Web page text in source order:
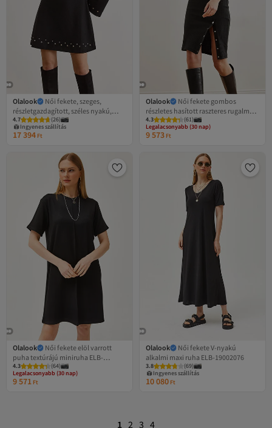
Olalook
Női fekete, szeges,
részletgazdagított, széles nyakú,
harangszabású téli szelániruha ELB-
19002570
4.7 (26)
Ingyenes szállítás
17 394 Ft
Olalook
Női fekete gombos
részletes hasított raszteres rugalmas
ruha ELB- 19002307
4.3 (61)
Legalacsonyabb (30 nap)
Ingyenes szállítás
Legalacsonyabb (30 nap)
9 573 Ft
Olalook
Női fekete elöl varrott
puha textúrájú miniruha ELB-
19002087
4.3 (64)
Legalacsonyabb (30 nap)
Ingyenes szállítás
Legalacsonyabb (30 nap)
9 571 Ft
Olalook
Női fekete V-nyakú
alkalmi maxi ruha ELB-19002076
3.8 (69)
Ingyenes szállítás
10 080 Ft
1 2 3 4